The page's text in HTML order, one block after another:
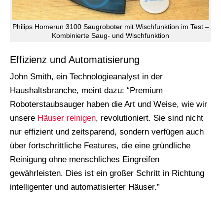
Philips Homerun 3100 Saugroboter mit Wischfunktion im Test –
Kombinierte Saug- und Wischfunktion
Effizienz und Automatisierung
John Smith, ein Technologieanalyst in der
Haushaltsbranche, meint dazu: “Premium
Roboterstaubsauger haben die Art und Weise, wie wir
unsere Häuser reinigen, revolutioniert. Sie sind nicht
nur effizient und zeitsparend, sondern verfügen auch
über fortschrittliche Features, die eine gründliche
Reinigung ohne menschliches Eingreifen
gewährleisten. Dies ist ein großer Schritt in Richtung
intelligenter und automatisierter Häuser.”